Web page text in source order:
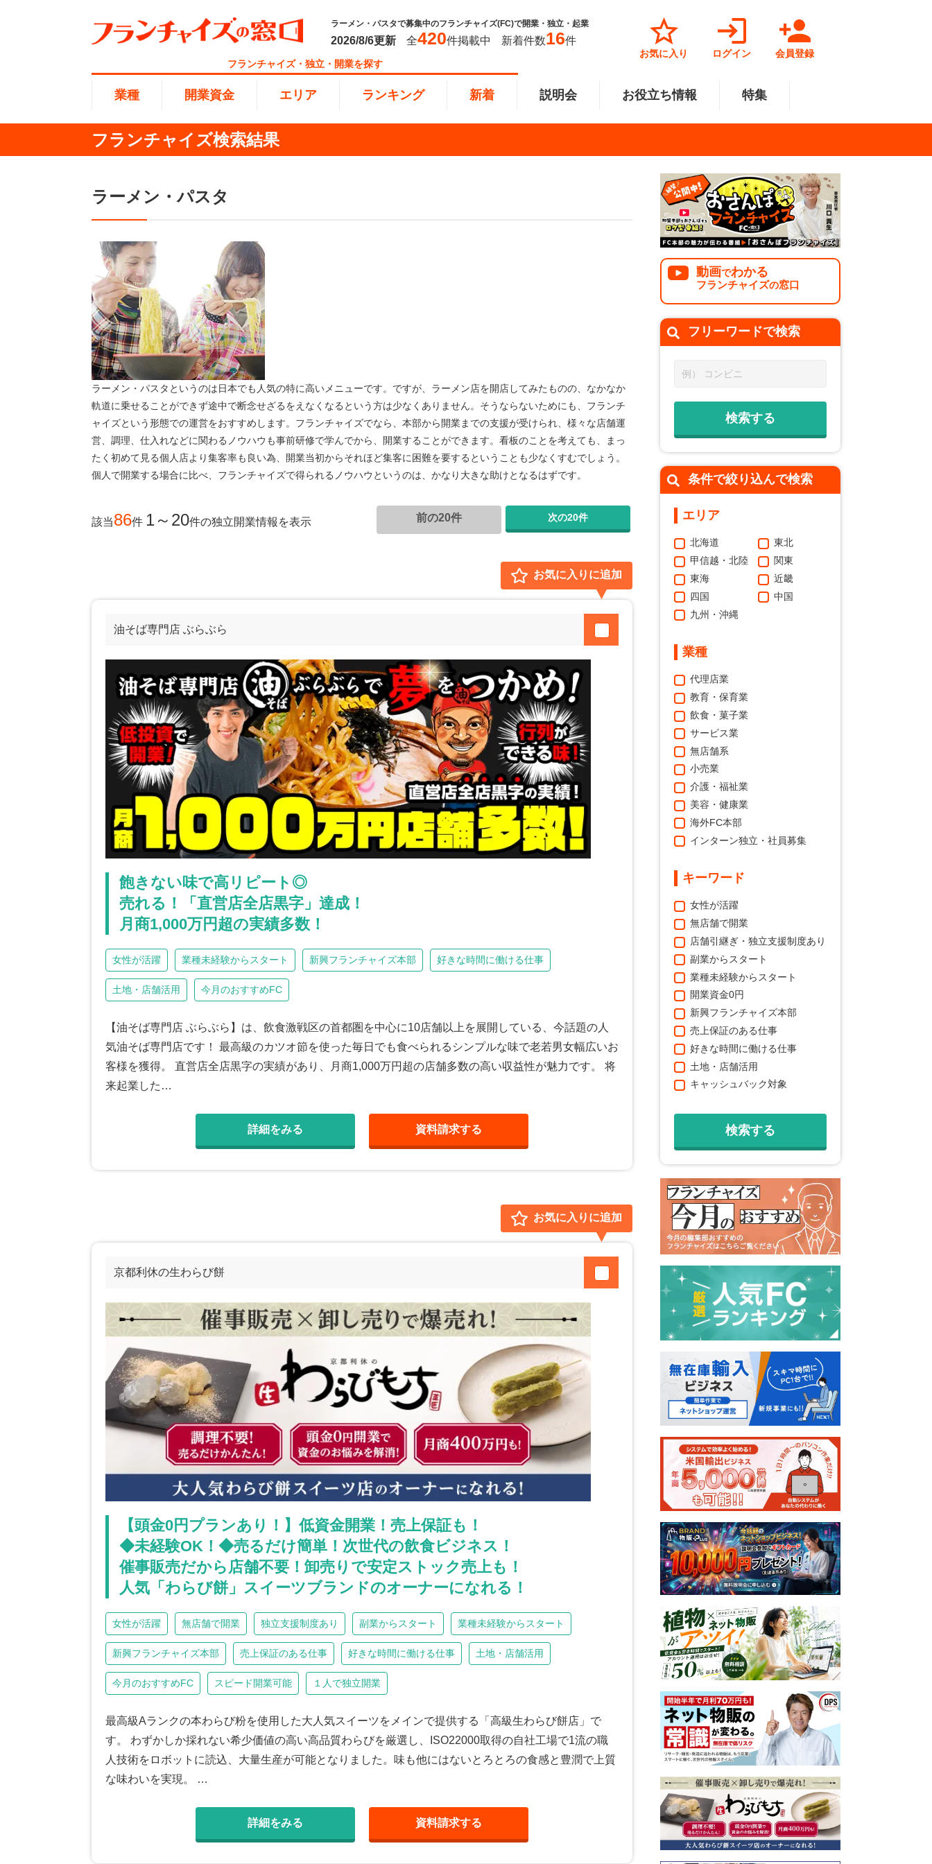
ラーメン・パスタで募集中のフランチャイズ(FC)で開業・独立・起業
2026/8/6更新 全420件掲載中 新着件数16件
お気に入り ログイン
会員登録
フランチャイズ・独立・開業を探す
業種
業種
サービス業
美容・健康業
開業資金
開業資金
301万円～500万円 501万円～1000万円
エリア
エリア
関東
中国
ランキング
ランキング
総合ランキング
リペアクリーニング
法人様オススメ
新着 説明会 お役立ち情報 特集
フランチャイズ検索結果
ラーメン・パスタ
ラーメン・パスタというのは日本でも人気の特に高いメニューです。ですが、ラーメン店を開店してみたものの、なかなか
軌道に乗せることができず途中で断念せざるをえなくなるという方は少なくありません。そうならないためにも、フランチ
ャイズという形態での運営をおすすめします。フランチャイズでなら、本部から開業までの支援が受けられ、様々な店舗運
営、調理、仕入れなどに関わるノウハウも事前研修で学んでから、開業することができます。看板のことを考えても、まっ
たく初めて見る個人店より集客率も良い為、開業当初からそれほど集客に困難を要するということも少なくすむでしょう。
個人で開業する場合に比べ、フランチャイズで得られるノウハウというのは、かなり大きな助けとなるはずです。
該当86件 1～20件の独立開業情報を表示 前の20件 次の20件
お気に入りに追加
油そば専門店 ぶらぶら
飽きない味で高リピート◎
売れる！「直営店全店黒字」達成！
月商1,000万円超の実績多数！
女性が活躍 業種未経験からスタート 新興フランチャイズ本部 好きな時間に働ける仕事
土地・店舗活用 今月のおすすめFC
【油そば専門店 ぶらぶら】は、飲食激戦区の首都圏を中心に10店舗以上を展開している、今話題の人
気油そば専門店です！ 最高級のカツオ節を使った毎日でも食べられるシンプルな味で老若男女幅広いお
客様を獲得。 直営店全店黒字の実績があり、月商1,000万円超の店舗多数の高い収益性が魅力です。 将
来起業した…
詳細をみる 資料請求する
お気に入りに追加
京都利休の生わらび餅
【頭金0円プランあり！】低資金開業！売上保証も！
◆未経験OK！◆売るだけ簡単！次世代の飲食ビジネス！
催事販売だから店舗不要！卸売りで安定ストック売上も！
人気「わらび餅」スイーツブランドのオーナーになれる！
女性が活躍 無店舗で開業 独立支援制度あり 副業からスタート 業種未経験からスタート
新興フランチャイズ本部 売上保証のある仕事 好きな時間に働ける仕事 土地・店舗活用
今月のおすすめFC スピード開業可能 １人で独立開業
最高級Aランクの本わらび粉を使用した大人気スイーツをメインで提供する「高級生わらび餅店」で
す。 わずかしか採れない希少価値の高い高品質わらびを厳選し、ISO22000取得の自社工場で1流の職
人技術をロボットに読込、大量生産が可能となりました。味も他にはないとろとろの食感と豊潤で上質
な味わいを実現。 …
詳細をみる 資料請求する
動画でわかる
フランチャイズの窓口
フリーワードで検索
条件で絞り込んで検索
エリア
北海道
東北
甲信越・北陸
関東
東海
近畿
四国
中国
九州・沖縄
業種
代理店業
教育・保育業
飲食・菓子業
サービス業
無店舗系
小売業
介護・福祉業
美容・健康業
海外FC本部
インターン独立・社員募集
キーワード
女性が活躍
無店舗で開業
店舗引継ぎ・独立支援制度あり
副業からスタート
業種未経験からスタート
開業資金0円
新興フランチャイズ本部
売上保証のある仕事
好きな時間に働ける仕事
土地・店舗活用
キャッシュバック対象